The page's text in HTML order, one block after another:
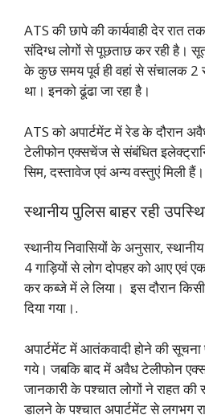
ATS की छापे की कार्यवाही देर
संदिग्ध लोगों से पूछताछ कर रही है।
के कुछ समय पूर्व ही वहां से संचालक 2
था। इनको ढूंढा जा रहा है।
ATS को अपार्टमेंट में रेड के दौरान
टेलीफोन एक्सचेंज से संबंधित
सिम, दस्तावेज एवं अन्य वस्तुएं मिली हैं।
स्थानीय पुलिस बाहर रही
स्थानीय निवासियों के अनुसार,
4 गाड़ियों से लोग दोपहर को आए एवं
कर कब्जे में ले लिया। इस दौरान
दिया गया।.
अपार्टमेंट में आतंकवादी होने की
गये। जबकि बाद में अवैध टेलीफोन
जानकारी के पश्चात लोगों ने राहत
डालने के पश्चात अपार्टमेंट से लगभग